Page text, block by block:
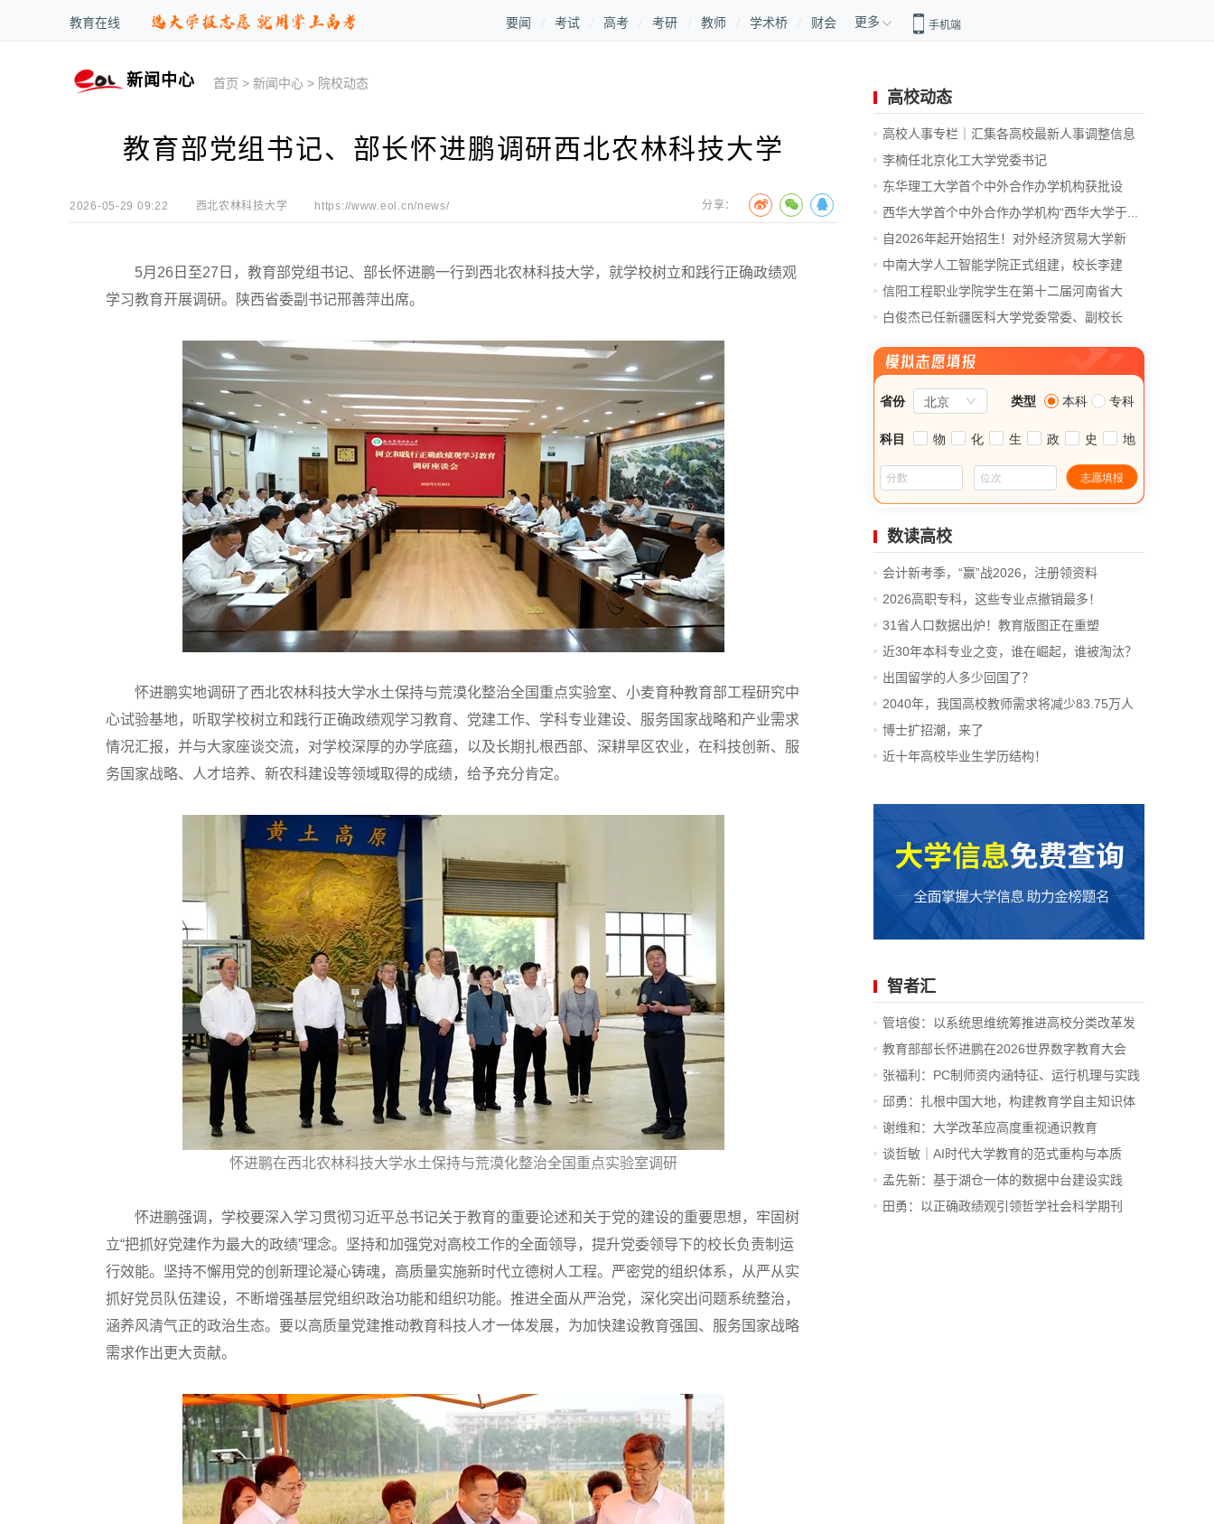
教育在线 要闻 考试 高考 考研 教师 学术桥 财会 更多 手机端
新闻中心 首页 >新闻中心 > 院校动态
教育部党组书记、部长怀进鹏调研西北农林科技大学
2026-05-29 09:22 西北农林科技大学 https://www.eol.cn/news/ 分享：
5月26日至27日，教育部党组书记、部长怀进鹏一行到西北农林科技大学，就学校树立和践行正确政绩观
学习教育开展调研。陕西省委副书记邢善萍出席。
怀进鹏实地调研了西北农林科技大学水土保持与荒漠化整治全国重点实验室、小麦育种教育部工程研究中
心试验基地，听取学校树立和践行正确政绩观学习教育、党建工作、学科专业建设、服务国家战略和产业需求
情况汇报，并与大家座谈交流，对学校深厚的办学底蕴，以及长期扎根西部、深耕旱区农业，在科技创新、服
务国家战略、人才培养、新农科建设等领域取得的成绩，给予充分肯定。
怀进鹏在西北农林科技大学水土保持与荒漠化整治全国重点实验室调研
怀进鹏强调，学校要深入学习贯彻习近平总书记关于教育的重要论述和关于党的建设的重要思想，牢固树
立“把抓好党建作为最大的政绩”理念。坚持和加强党对高校工作的全面领导，提升党委领导下的校长负责制运
行效能。坚持不懈用党的创新理论凝心铸魂，高质量实施新时代立德树人工程。严密党的组织体系，从严从实
抓好党员队伍建设，不断增强基层党组织政治功能和组织功能。推进全面从严治党，深化突出问题系统整治，
涵养风清气正的政治生态。要以高质量党建推动教育科技人才一体发展，为加快建设教育强国、服务国家战略
需求作出更大贡献。
高校动态
高校人事专栏｜汇集各高校最新人事调整信息
李楠任北京化工大学党委书记
东华理工大学首个中外合作办学机构获批设
立！
西华大学首个中外合作办学机构“西华大学于...
自2026年起开始招生！对外经济贸易大学新
增...
中南大学人工智能学院正式组建，校长李建
成...
信阳工程职业学院学生在第十二届河南省大
学...
白俊杰已任新疆医科大学党委常委、副校长
数读高校
会计新考季，“赢”战2026，注册领资料
2026高职专科，这些专业点撤销最多！
31省人口数据出炉！教育版图正在重塑
近30年本科专业之变，谁在崛起，谁被淘汰？
出国留学的人多少回国了？
2040年，我国高校教师需求将减少83.75万人
博士扩招潮，来了
近十年高校毕业生学历结构！
智者汇
管培俊：以系统思维统筹推进高校分类改革发
展
教育部部长怀进鹏在2026世界数字教育大会
上...
张福利：PC制师资内涵特征、运行机理与实践
价值
邱勇：扎根中国大地，构建教育学自主知识体
系
谢维和：大学改革应高度重视通识教育
谈哲敏｜AI时代大学教育的范式重构与本质
坚...
孟先新：基于湖仓一体的数据中台建设实践
—...
田勇：以正确政绩观引领哲学社会科学期刊